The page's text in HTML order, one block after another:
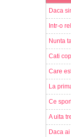
Daca
Intr-o
Nunta
Cati
Care
La
Ce
A uita
Daca